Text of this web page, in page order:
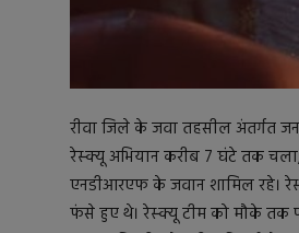
रीवा जिले के जवा तहसील अंतर्गत
रेस्क्यू अभियान करीब 7 घंटे तक चला,
एनडीआरएफ के जवान शामिल रहे।
फंसे हुए थे। रेस्क्यू टीम को मौके तक